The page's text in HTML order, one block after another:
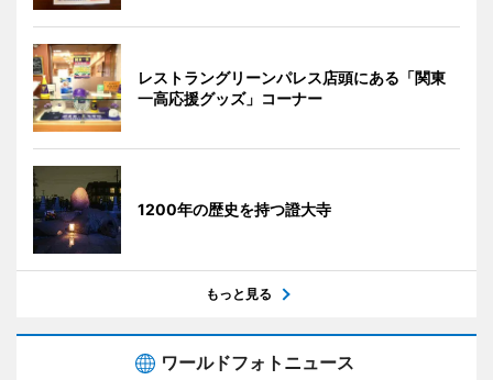
レストラングリーンパレス店頭にある「関東
一高応援グッズ」コーナー
1200年の歴史を持つ證大寺
もっと見る
ワールドフォトニュース